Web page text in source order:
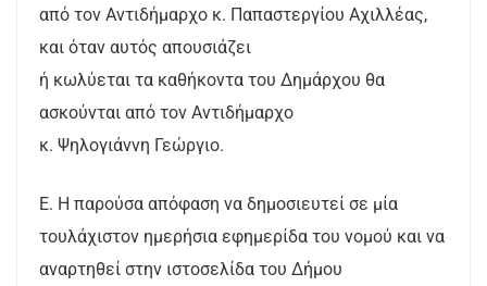
από τον Αντιδήμαρχο κ. Παπαστεργίου Αχιλλέας,
και όταν αυτός απουσιάζει
ή κωλύεται τα καθήκοντα του Δημάρχου θα
ασκούνται από τον Αντιδήμαρχο
κ. Ψηλογιάννη Γεώργιο.
Ε. Η παρούσα απόφαση να δημοσιευτεί σε μία
τουλάχιστον ημερήσια εφημερίδα του νομού και να
αναρτηθεί στην ιστοσελίδα του Δήμου